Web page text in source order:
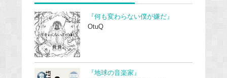
『何も変わらない僕が嫌だ』
OtuQ
『地球の音楽家』